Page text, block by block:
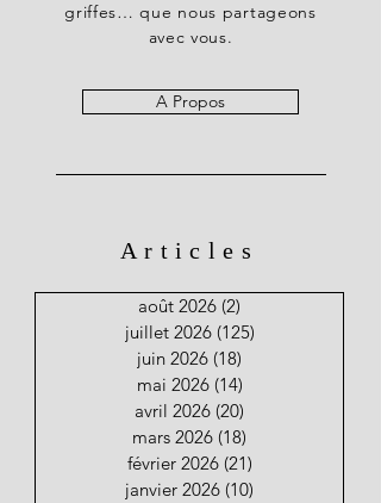
griffes… que nous partageons
avec vous.
A Propos
Articles
août 2026 (2)
juillet 2026 (125)
juin 2026 (18)
mai 2026 (14)
avril 2026 (20)
mars 2026 (18)
février 2026 (21)
janvier 2026 (10)